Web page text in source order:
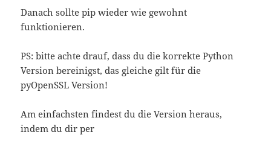
Danach sollte pip wieder wie gewohnt
funktionieren.
PS: bitte achte drauf, dass du die korrekte Python
Version bereinigst, das gleiche gilt für die
pyOpenSSL Version!
Am einfachsten findest du die Version heraus,
indem du dir per